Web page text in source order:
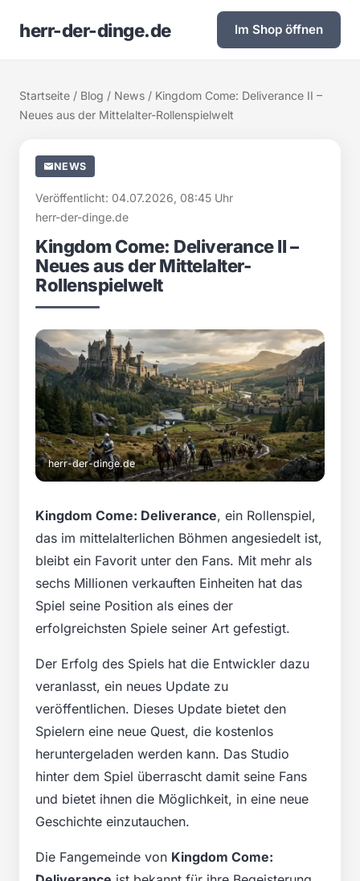
herr-der-dinge.de Im Shop öffnen
Startseite / Blog / News / Kingdom Come: Deliverance II –
Neues aus der Mittelalter-Rollenspielwelt
NEWS
Veröffentlicht: 04.07.2026, 08:45 Uhr
herr-der-dinge.de
Kingdom Come: Deliverance II –
Neues aus der Mittelalter-
Rollenspielwelt
herr-der-dinge.de
Kingdom Come: Deliverance, ein Rollenspiel,
das im mittelalterlichen Böhmen angesiedelt ist,
bleibt ein Favorit unter den Fans. Mit mehr als
sechs Millionen verkauften Einheiten hat das
Spiel seine Position als eines der
erfolgreichsten Spiele seiner Art gefestigt.
Der Erfolg des Spiels hat die Entwickler dazu
veranlasst, ein neues Update zu
veröffentlichen. Dieses Update bietet den
Spielern eine neue Quest, die kostenlos
heruntergeladen werden kann. Das Studio
hinter dem Spiel überrascht damit seine Fans
und bietet ihnen die Möglichkeit, in eine neue
Geschichte einzutauchen.
Die Fangemeinde von Kingdom Come: